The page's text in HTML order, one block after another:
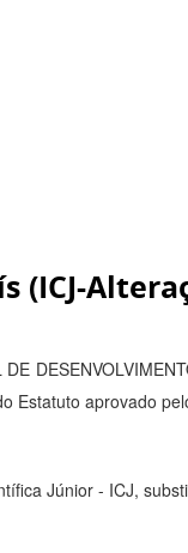
(ICJ-
Estatuto aprovado
Júnior - ICJ,